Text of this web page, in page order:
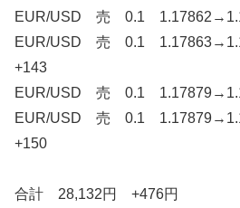
EUR/USD 売 0.1
EUR/USD 売 0.1
+143
EUR/USD 売 0.1
EUR/USD 売 0.1
+150
合計 28,132円 +476円